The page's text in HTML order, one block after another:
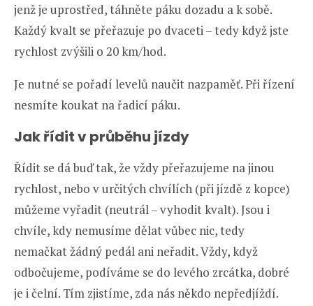
jenž je uprostřed, táhněte páku dozadu a k sobě.
Každý kvalt se přeřazuje po dvaceti – tedy když jste
rychlost zvýšili o 20 km/hod.
Je nutné se pořadí levelů naučit nazpaměť. Při řízení
nesmíte koukat na řadicí páku.
Jak řídit v průběhu jízdy
Řídit se dá buď tak, že vždy přeřazujeme na jinou
rychlost, nebo v určitých chvílích (při jízdě z kopce)
můžeme vyřadit (neutrál – vyhodit kvalt). Jsou i
chvíle, kdy nemusíme dělat vůbec nic, tedy
nemačkat žádný pedál ani neřadit. Vždy, když
odbočujeme, podíváme se do levého zrcátka, dobré
je i čelní. Tím zjistíme, zda nás někdo nepředjíždí.